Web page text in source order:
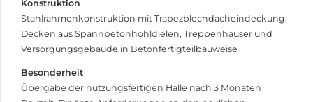
Konstruktion
Stahlrahmenkonstruktion mit Trapezblechdacheindeckung.
Decken aus Spannbetonhohldielen, Treppenhäuser und
Versorgungsgebäude in Betonfertigteilbauweise
Besonderheit
Übergabe der nutzungsfertigen Halle nach 3 Monaten